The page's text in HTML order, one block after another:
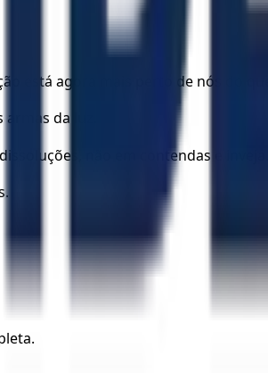
está agora mais perto de nós do
da luz.
não em contendas e inveja.